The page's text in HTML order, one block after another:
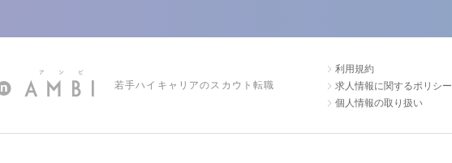
若手ハイキャリアのスカウト転職
利用規約
求人情報に関するポリシー
個人情報の取り扱い